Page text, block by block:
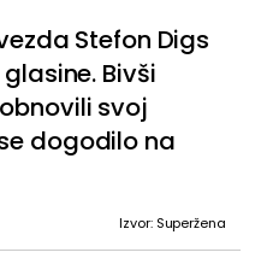
Stefon Digs
Bivši
svoj
dogodilo na
Izvor: Superžena